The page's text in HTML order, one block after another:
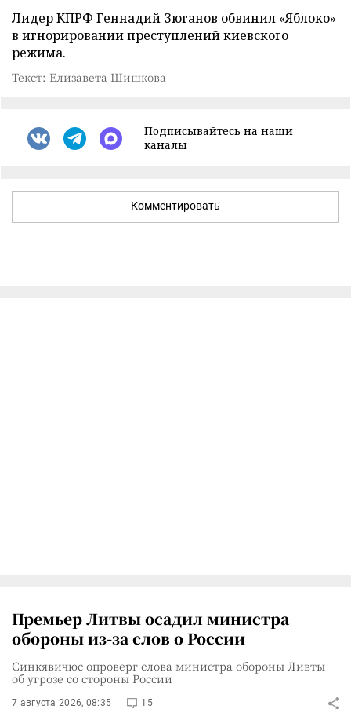
Лидер КПРФ Геннадий Зюганов обвинил «Яблоко»
в игнорировании преступлений киевского
режима.
Текст: Елизавета Шишкова
Подписывайтесь на наши
каналы
Комментировать
Премьер Литвы осадил министра
обороны из-за слов о России
Синкявичюс опроверг слова министра обороны Ливты
об угрозе со стороны России
7 августа 2026, 08:35 15